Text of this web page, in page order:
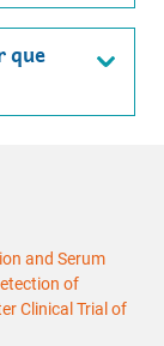
que
and Serum
of
Clinical Trial of